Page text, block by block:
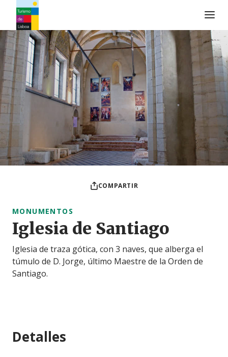
Logo de Turismo de Lisboa
COMPARTIR
MONUMENTOS
Iglesia de Santiago
Iglesia de traza gótica, con 3 naves, que alberga el
túmulo de D. Jorge, último Maestre de la Orden de
Santiago.
Detalles